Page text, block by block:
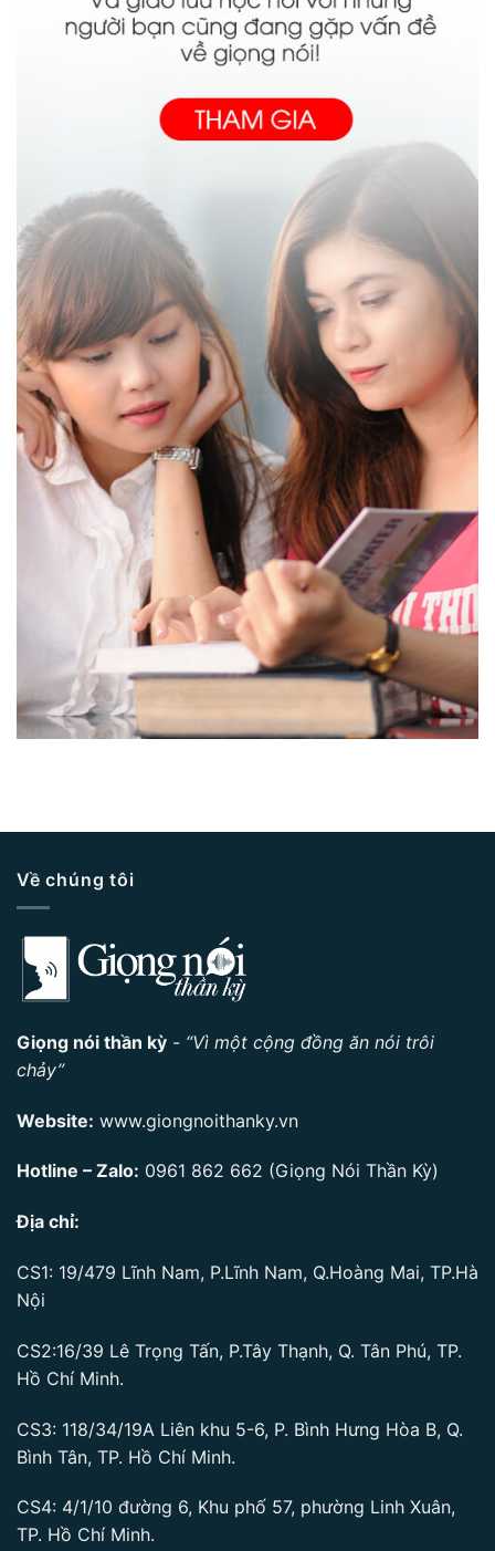
Về chúng tôi
Giọng nói thần kỳ - “Vì một cộng đồng ăn nói trôi
chảy”
Website: www.giongnoithanky.vn
Hotline – Zalo: 0961 862 662 (Giọng Nói Thần Kỳ)
Địa chỉ:
CS1: 19/479 Lĩnh Nam, P.Lĩnh Nam, Q.Hoàng Mai, TP.Hà
Nội
CS2:16/39 Lê Trọng Tấn, P.Tây Thạnh, Q. Tân Phú, TP.
Hồ Chí Minh.
CS3: 118/34/19A Liên khu 5-6, P. Bình Hưng Hòa B, Q.
Bình Tân, TP. Hồ Chí Minh.
CS4: 4/1/10 đường 6, Khu phố 57, phường Linh Xuân,
TP. Hồ Chí Minh.